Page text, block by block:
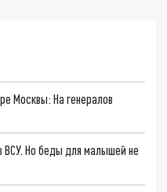
Москвы: На генералов
ВСУ. Но беды для малышей не